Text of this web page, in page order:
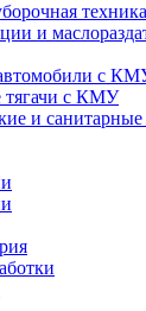
техника
и
с
тягачи с КМУ
и